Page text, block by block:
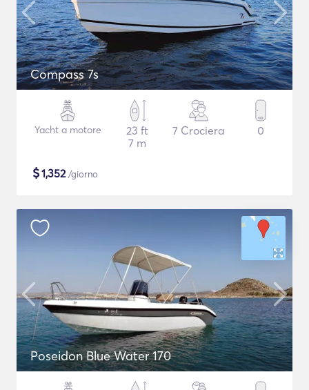
Compass 7s
Yacht a motore
23 ft
7 m
7 Crociera 0
$1,352/giorno
Poseidon Blue Water 170